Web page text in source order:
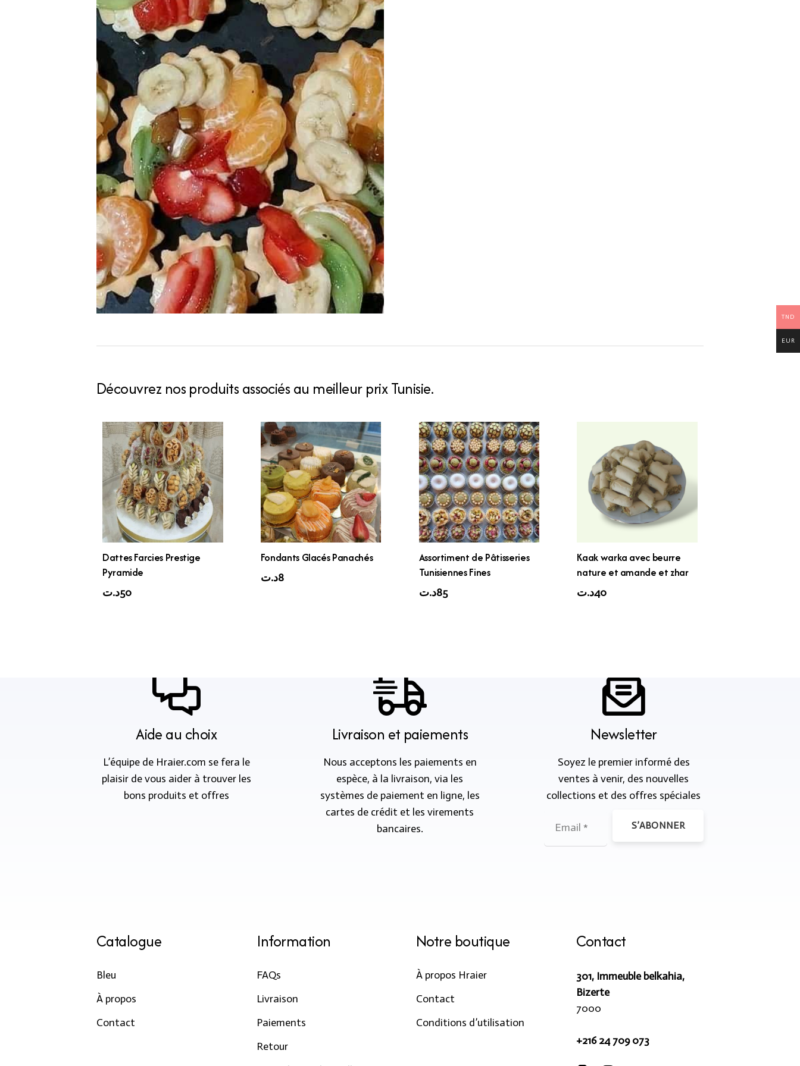
Découvrez nos produits associés au meilleur prix Tunisie.
Dattes Farcies Prestige
Pyramide
50د.ت
Fondants Glacés Panachés
8د.ت
Assortiment de Pâtisseries
Tunisiennes Fines
85د.ت
Kaak warka avec beurre
nature et amande et zhar
40د.ت
Aide au choix
L’équipe de Hraier.com se fera le
plaisir de vous aider à trouver les
bons produits et offres
Livraison et paiements
Nous acceptons les paiements en
espèce, à la livraison, via les
systèmes de paiement en ligne, les
cartes de crédit et les virements
bancaires.
Newsletter
Soyez le premier informé des
ventes à venir, des nouvelles
collections et des offres spéciales
S’ABONNER
Catalogue
Bleu
À propos
Contact
Information
FAQs
Livraison
Paiements
Retour
Notre boutique
À propos Hraier
Contact
Conditions d’utilisation
Contact
301, Immeuble belkahia,
Bizerte
7000
+216 24 709 073
TND
EUR